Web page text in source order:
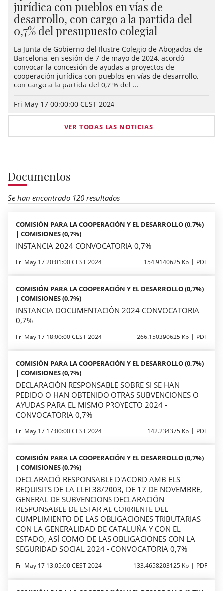
jurídica con pueblos en vías de
desarrollo, con cargo a la partida del
0,7% del presupuesto colegial
La Junta de Gobierno del Ilustre Colegio de Abogados de
Barcelona, en sesión de 7 de mayo de 2024, acordó
convocar la concesión de ayudas a proyectos de
cooperación jurídica con pueblos en vías de desarrollo,
con cargo a la partida del 0,7 % del ...
Fri May 17 00:00:00 CEST 2024
VER TODAS LAS NOTICIAS
Documentos
Se han encontrado 120 resultados
COMISIÓN PARA LA COOPERACIÓN Y EL DESARROLLO (0,7%)
| COMISIONES (0,7%)
INSTANCIA 2024 CONVOCATORIA 0,7%
Fri May 17 20:01:00 CEST 2024 154.9140625 Kb PDF
COMISIÓN PARA LA COOPERACIÓN Y EL DESARROLLO (0,7%)
| COMISIONES (0,7%)
INSTANCIA DOCUMENTACIÓN 2024 CONVOCATORIA
0,7%
Fri May 17 18:00:00 CEST 2024 266.150390625 Kb PDF
COMISIÓN PARA LA COOPERACIÓN Y EL DESARROLLO (0,7%)
| COMISIONES (0,7%)
DECLARACIÓN RESPONSABLE SOBRE SI SE HAN
PEDIDO O HAN OBTENIDO OTRAS SUBVENCIONES O
AYUDAS PARA EL MISMO PROYECTO 2024 -
CONVOCATORIA 0,7%
Fri May 17 17:00:00 CEST 2024 142.234375 Kb PDF
COMISIÓN PARA LA COOPERACIÓN Y EL DESARROLLO (0,7%)
| COMISIONES (0,7%)
DECLARACIÓ RESPONSABLE D'ACORD AMB ELS
REQUISITS DE LA LLEI 38/2003, DE 17 DE NOVEMBRE,
GENERAL DE SUBVENCIONS DECLARACIÓN
RESPONSABLE DE ESTAR AL CORRIENTE DEL
CUMPLIMIENTO DE LAS OBLIGACIONES TRIBUTARIAS
CON LA GENERALIDAD DE CATALUÑA Y CON EL
ESTADO, ASÍ COMO DE LAS OBLIGACIONES CON LA
SEGURIDAD SOCIAL 2024 - CONVOCATORIA 0,7%
Fri May 17 13:05:00 CEST 2024 133.4658203125 Kb PDF